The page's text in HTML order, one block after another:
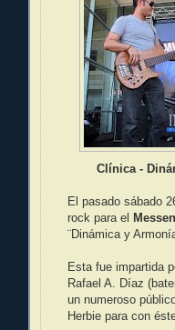
Clínica -
El pasado sábado
rock para el
¨Dinámica y
Esta fue impartida
Rafael A. Díaz
un numeroso
Herbie para con